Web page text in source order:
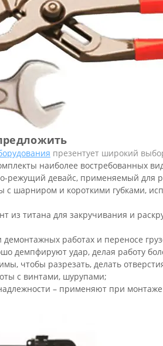
презентует широкий
наиболее востребованных
режущий девайс, применяемый для
шарниром и короткими губками,
из титана для закручивания и
работах и переносе
демпфируют удар, делая работу
чтобы разрезать, делать
с винтами, шурупами;
– применяют при